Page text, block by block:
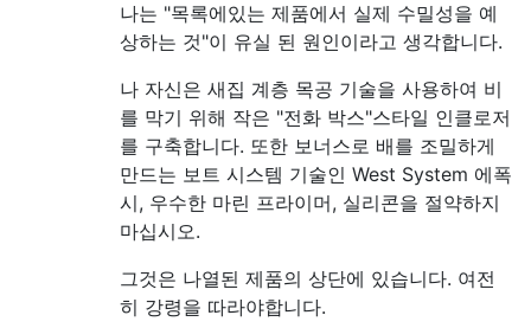
나는 "목록에있는 제품에서 실제 수밀성을 예
상하는 것"이 ​​유실 된 원인이라고 생각합니다.
나 자신은 새집 계층 목공 기술을 사용하여 비
를 막기 위해 작은 "전화 박스"스타일 인클로저
를 구축합니다. 또한 보너스로 배를 조밀하게
만드는 보트 시스템 기술인 West System 에폭
시, 우수한 마린 프라이머, 실리콘을 절약하지
마십시오.
그것은 나열된 제품의 상단에 있습니다. 여전
히 강령을 따라야합니다.